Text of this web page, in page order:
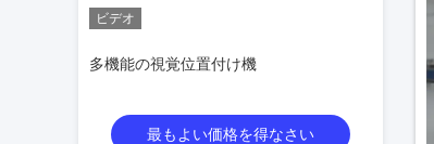
ハードカバーを作る機械 完全に自動
最もよい価格を得なさい